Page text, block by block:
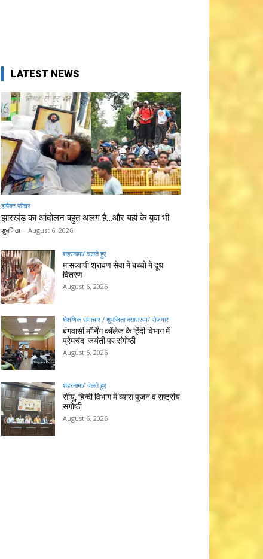
LATEST NEWS
इम्पैक्ट फीचर
झारखंड का आंदोलन बहुत अलग है…और यहां के युवा भी
शुभजिता - August 6, 2026
शहरनामा/ चलते हुए
मासव्यापी श्रावण सेवा में बच्चों में दूध
वितरण
August 6, 2026
शैक्षणिक समाचार / शुभजिता क्सासरूम/ रोजगार
बंगवासी मॉर्निंग कॉलेज के हिंदी विभाग में
प्रेमचंद जयंती पर संगोष्ठी
August 6, 2026
शहरनामा/ चलते हुए
सीयू, हिन्दी विभाग में व्यास पूजन व राष्ट्रीय
संगोष्ठी
August 6, 2026